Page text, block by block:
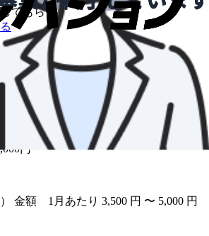
てもらう /
円
金額 1月あたり 3,500 円 〜 5,000 円